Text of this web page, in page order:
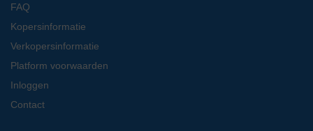
FAQ
Kopersinformatie
Verkopersinformatie
Platform voorwaarden
Inloggen
Contact